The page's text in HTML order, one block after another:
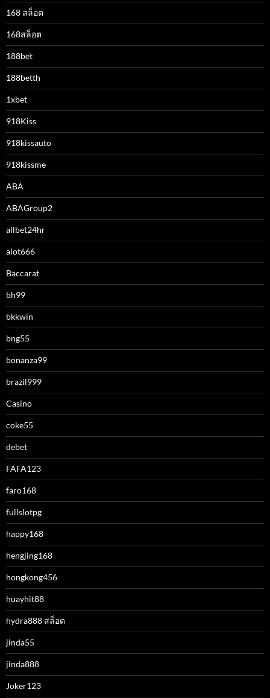
168 สล็อต
168สล็อต
188bet
188betth
1xbet
918Kiss
918kissauto
918kissme
ABA
ABAGroup2
allbet24hr
alot666
Baccarat
bh99
bkkwin
bng55
bonanza99
brazil999
Casino
coke55
debet
FAFA123
faro168
fullslotpg
happy168
hengjing168
hongkong456
huayhit88
hydra888 สล็อต
jinda55
jinda888
Joker123